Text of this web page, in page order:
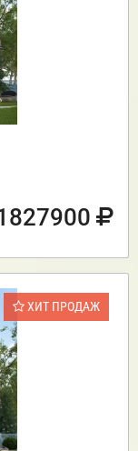
ХИТ ПРОДАЖ